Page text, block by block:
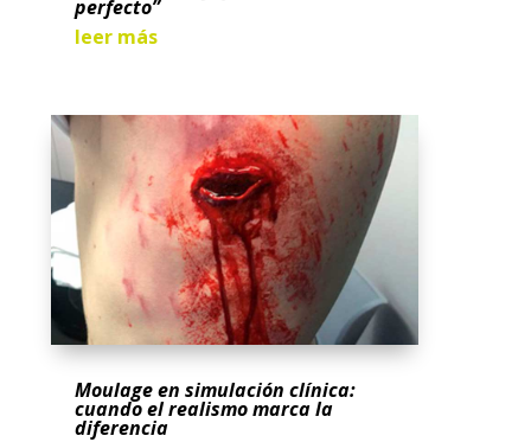
perfecto”
leer más
Moulage en simulación clínica:
cuando el realismo marca la
diferencia